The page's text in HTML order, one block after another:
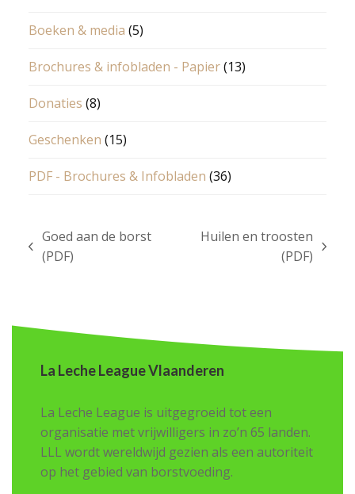
Boeken & media (5)
Brochures & infobladen - Papier(13)
Donaties (8)
Geschenken (15)
PDF - Brochures & Infobladen (36)
previous
Goed aan de borst
(PDF)
Huilen en troosten
(PDF)
La Leche League Vlaanderen
La Leche League is uitgegroeid tot een
organisatie met vrijwilligers in zo’n 65 landen.
LLL wordt wereldwijd gezien als een autoriteit
op het gebied van borstvoeding.